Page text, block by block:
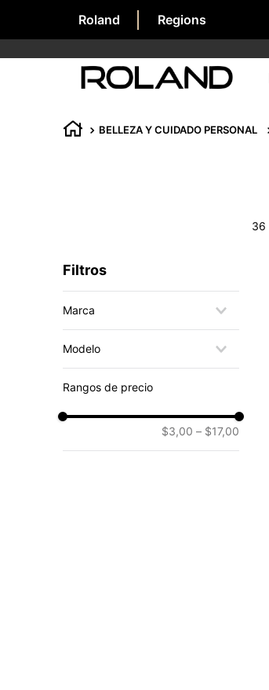
Roland
Regions
BELLEZA Y CUIDADO PERSONAL
36
Filtros
Marca
PALLADIO
Modelo
CMFR2228
CMFR2205
CMFR2202
Rangos de precio
$3,00 – $17,00